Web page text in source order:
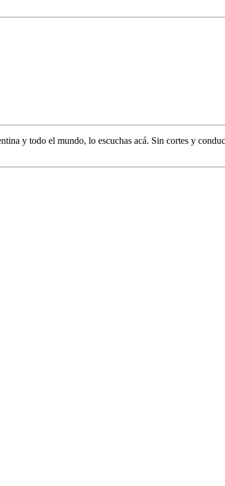
y todo el mundo, lo escuchas acá. Sin cortes y